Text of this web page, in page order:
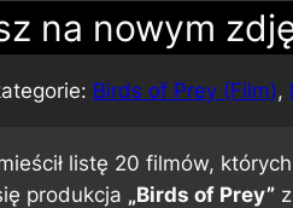
na nowym
Birds of Prey (Film),
listę 20 filmów,
produkcja „Birds of Prey”